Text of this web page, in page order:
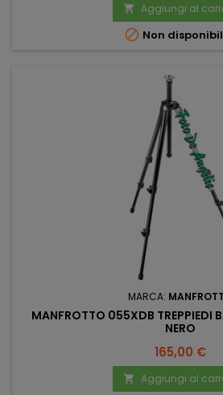
 Aggiungi al
 Non
MARCA:
MANFROTTO 055XDB TREPPIEDI
NERO
Prezzo
165,00 €
 Aggiungi al